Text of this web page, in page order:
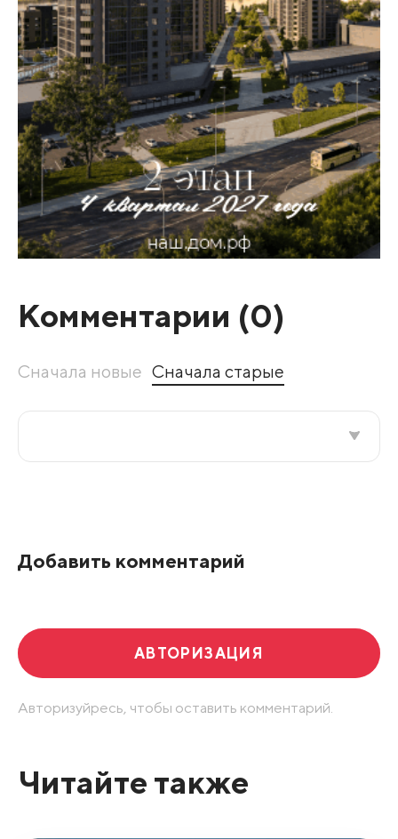
Комментарии (0)
Сначала новые Сначала старые
Добавить комментарий
АВТОРИЗАЦИЯ
Авторизуйресь, чтобы оставить комментарий.
Читайте также